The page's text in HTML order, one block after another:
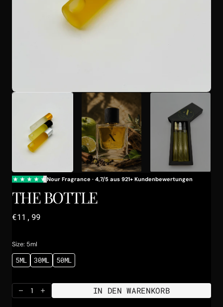
THE BOTTLE
Regulärer
€11,99
Size: 5ml
5MLVARIANTE
AUSVERKAUFT
NICHT
VERFÜGBAR
30MLVARIANTE
AUSVERKAUFT
NICHT
VERFÜGBAR
50MLVARIANTE
AUSVERKAUFT
NICHT
VERFÜGBAR
MengeMenge
IN DEN WARENKORB
Galerieansicht
öffnen